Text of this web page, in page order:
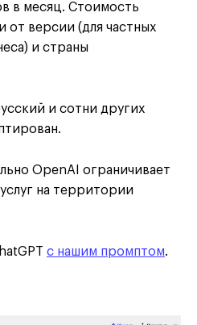
в месяц. Стоимость
от версии (для частных
и страны
и сотни других
OpenAI ограничивает
на территории
с нашим промптом.